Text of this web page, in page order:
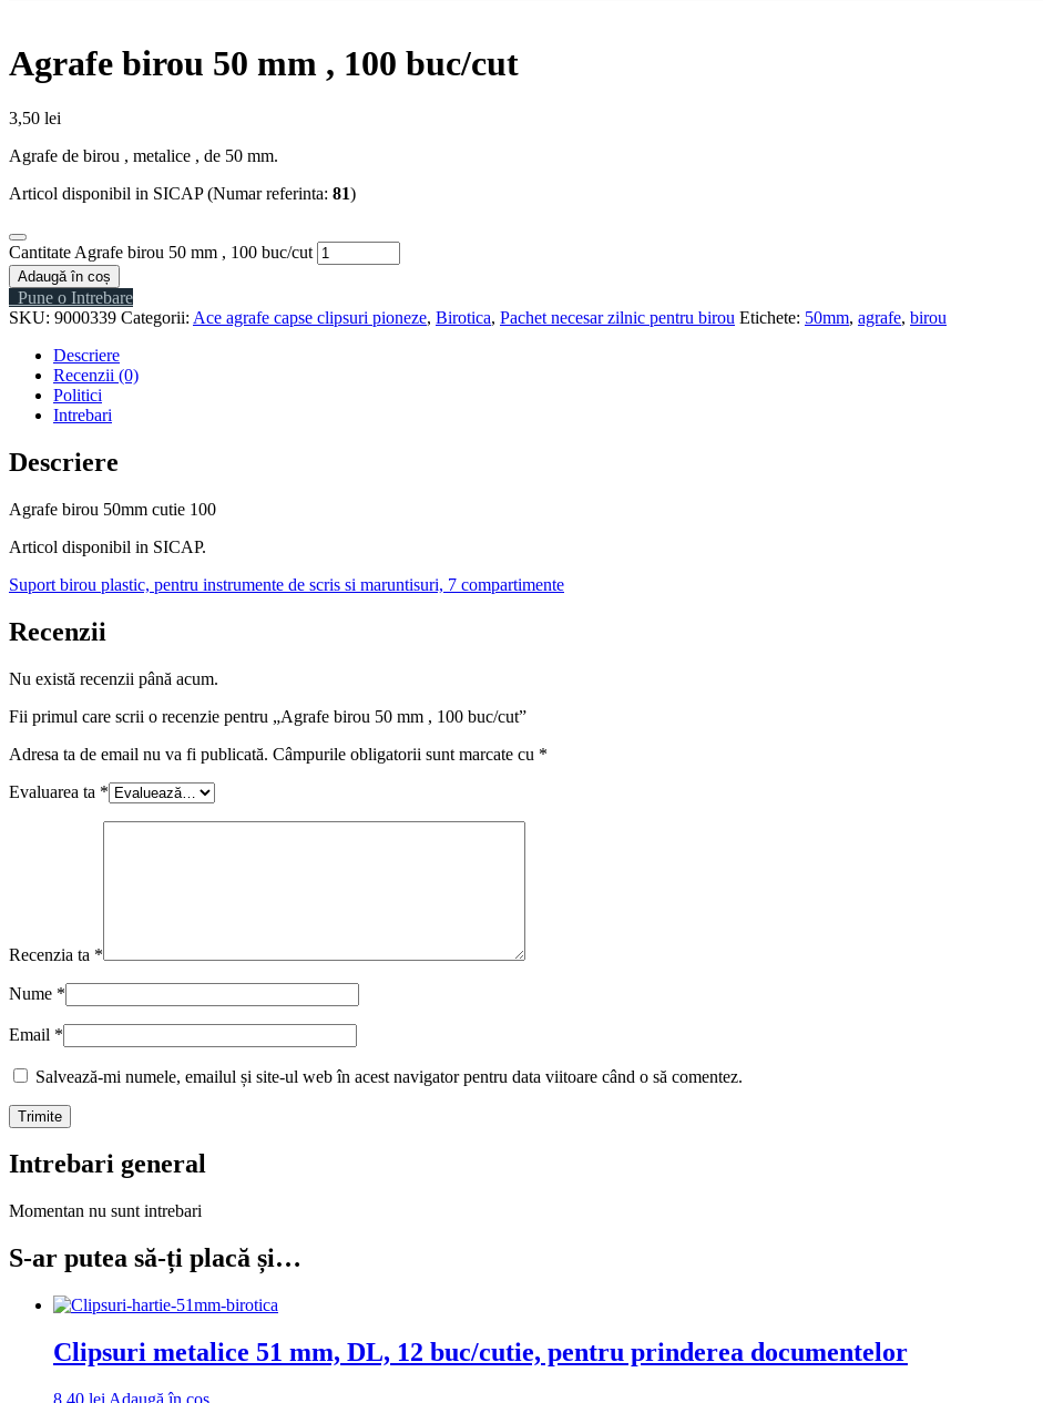
Agrafe birou 50 mm , 100 buc/cut
3,50 lei
Agrafe de birou , metalice , de 50 mm.
Articol disponibil in SICAP (Numar referinta: 81)
Cantitate Agrafe birou 50 mm , 100 buc/cut
Adaugă în coș
Pune o Intrebare
SKU: 9000339 Categorii: Ace agrafe capse clipsuri pioneze, Birotica, Pachet necesar zilnic pentru birou Etichete: 50mm, agrafe, birou
Descriere
Recenzii (0)
Politici
Intrebari
Descriere
Agrafe birou 50mm cutie 100
Articol disponibil in SICAP.
Suport birou plastic, pentru instrumente de scris si maruntisuri, 7 compartimente
Recenzii
Nu există recenzii până acum.
Fii primul care scrii o recenzie pentru „Agrafe birou 50 mm , 100 buc/cut”
Adresa ta de email nu va fi publicată. Câmpurile obligatorii sunt marcate cu *
Evaluarea ta *
Recenzia ta *
Nume *
Email *
Salvează-mi numele, emailul și site-ul web în acest navigator pentru data viitoare când o să comentez.
Intrebari general
Momentan nu sunt intrebari
S-ar putea să-ți placă și…
Clipsuri metalice 51 mm, DL, 12 buc/cutie, pentru prinderea documentelor
8,40 lei Adaugă în coș